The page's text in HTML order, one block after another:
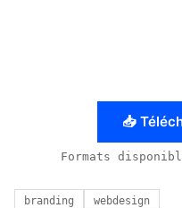
📥
Formats
branding webdesign